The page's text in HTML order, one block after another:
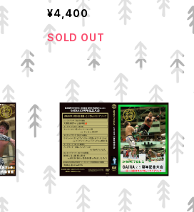
２０２３年１０月１５日矢巾
町収録
¥4,400
SOLD OUT